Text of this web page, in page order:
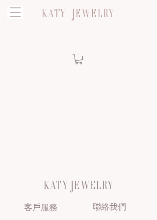
KATY JEWELRY
KATY JEWELRY
客戶服務 聯絡我們